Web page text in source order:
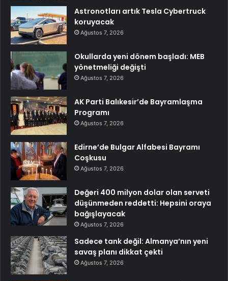
Astronotları artık Tesla Cybertruck
koruyacak
Ağustos 7, 2026
Okullarda yeni dönem başladı: MEB
yönetmeliği değişti
Ağustos 7, 2026
AK Parti Balıkesir’de Bayramlaşma
Programı
Ağustos 7, 2026
Edirne’de Bulgar Alfabesi Bayramı
Coşkusu
Ağustos 7, 2026
Değeri 400 milyon dolar olan serveti
düşünmeden reddetti: Hepsini oraya
bağışlayacak
Ağustos 7, 2026
Sadece tank değil: Almanya’nın yeni
savaş planı dikkat çekti
Ağustos 7, 2026